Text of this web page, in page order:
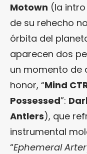
Motown (la
de su rehecho
órbita del
aparecen dos
un momento de
honor, “Mind
Possessed”:
Antlers), que
instrumental
“Ephemeral